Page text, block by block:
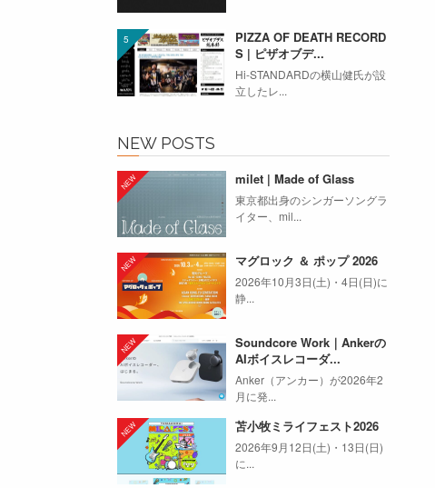
PIZZA OF DEATH RECORD
S | ピザオブデ...
Hi-STANDARDの横山健氏が設
立したレ...
NEW POSTS
milet | Made of Glass
東京都出身のシンガーソングラ
イター、mil...
マグロック ＆ ポップ 2026
2026年10月3日(土)・4日(日)に
静...
Soundcore Work｜Ankerの
AIボイスレコーダ...
Anker（アンカー）が2026年2
月に発...
苫小牧ミライフェスト2026
2026年9月12日(土)・13日(日)
に...